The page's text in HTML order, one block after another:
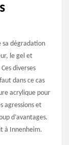
sa dégradation
le gel et
diverses
dans ce cas
acrylique pour
agressions et
d’avantages.
à Innenheim.